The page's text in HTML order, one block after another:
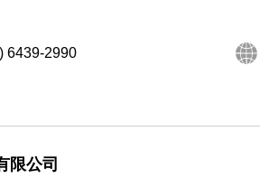
6439-2990
限公司